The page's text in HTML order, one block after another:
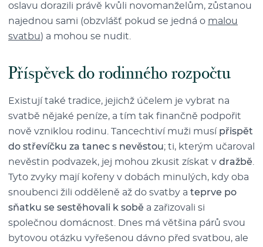
oslavu dorazili právě kvůli novomanželům, zůstanou
najednou sami (obzvlášť pokud se jedná o malou
svatbu) a mohou se nudit.
Příspěvek do rodinného rozpočtu
Existují také tradice, jejichž účelem je vybrat na
svatbě nějaké peníze, a tím tak finančně podpořit
nově vzniklou rodinu. Tancechtiví muži musí přispět
do střevíčku za tanec s nevěstou; ti, kterým učaroval
nevěstin podvazek, jej mohou zkusit získat v dražbě
Tyto zvyky mají kořeny v dobách minulých, kdy oba
snoubenci žili odděleně až do svatby a teprve po
sňatku se sestěhovali k sobě a zařizovali si
společnou domácnost. Dnes má většina párů svou
bytovou otázku vyřešenou dávno před svatbou, ale